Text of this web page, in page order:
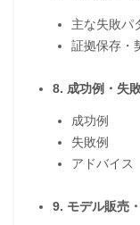
主な失敗パ
証拠保存・
8. 成功例・失
成功例
失敗例
アドバイス
9. モデル販売